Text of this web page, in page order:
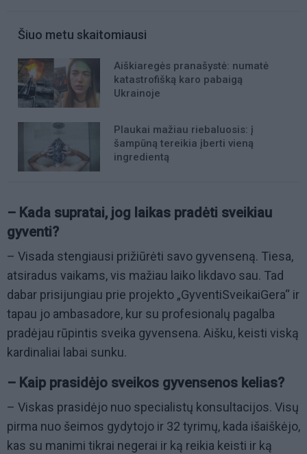
Šiuo metu skaitomiausi
Aiškiaregės pranašystė: numatė
katastrofišką karo pabaigą
Ukrainoje
Plaukai mažiau riebaluosis: į
šampūną tereikia įberti vieną
ingredientą
– Kada supratai, jog laikas pradėti sveikiau
gyventi?
– Visada stengiausi prižiūrėti savo gyvenseną. Tiesa,
atsiradus vaikams, vis mažiau laiko likdavo sau. Tad
dabar prisijungiau prie projekto „GyventiSveikaiGera“ ir
tapau jo ambasadore, kur su profesionalų pagalba
pradėjau rūpintis sveika gyvensena. Aišku, keisti viską
kardinaliai labai sunku.
– Kaip prasidėjo sveikos gyvensenos kelias?
– Viskas prasidėjo nuo specialistų konsultacijos. Visų
pirma nuo šeimos gydytojo ir 32 tyrimų, kada išaiškėjo,
kas su manimi tikrai negerai ir ką reikia keisti ir ką